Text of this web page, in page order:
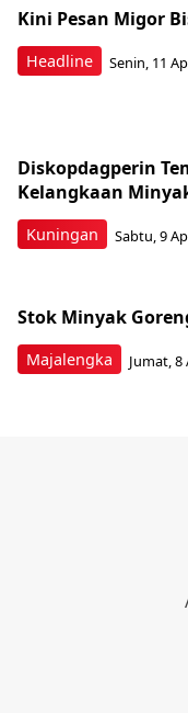
Headline
Kini Pesan Migor
Senin, 11
Kuningan
Diskopdagperin
Kelangkaan
Sabtu, 9
Majalengka
Stok Minyak
Jumat, 8